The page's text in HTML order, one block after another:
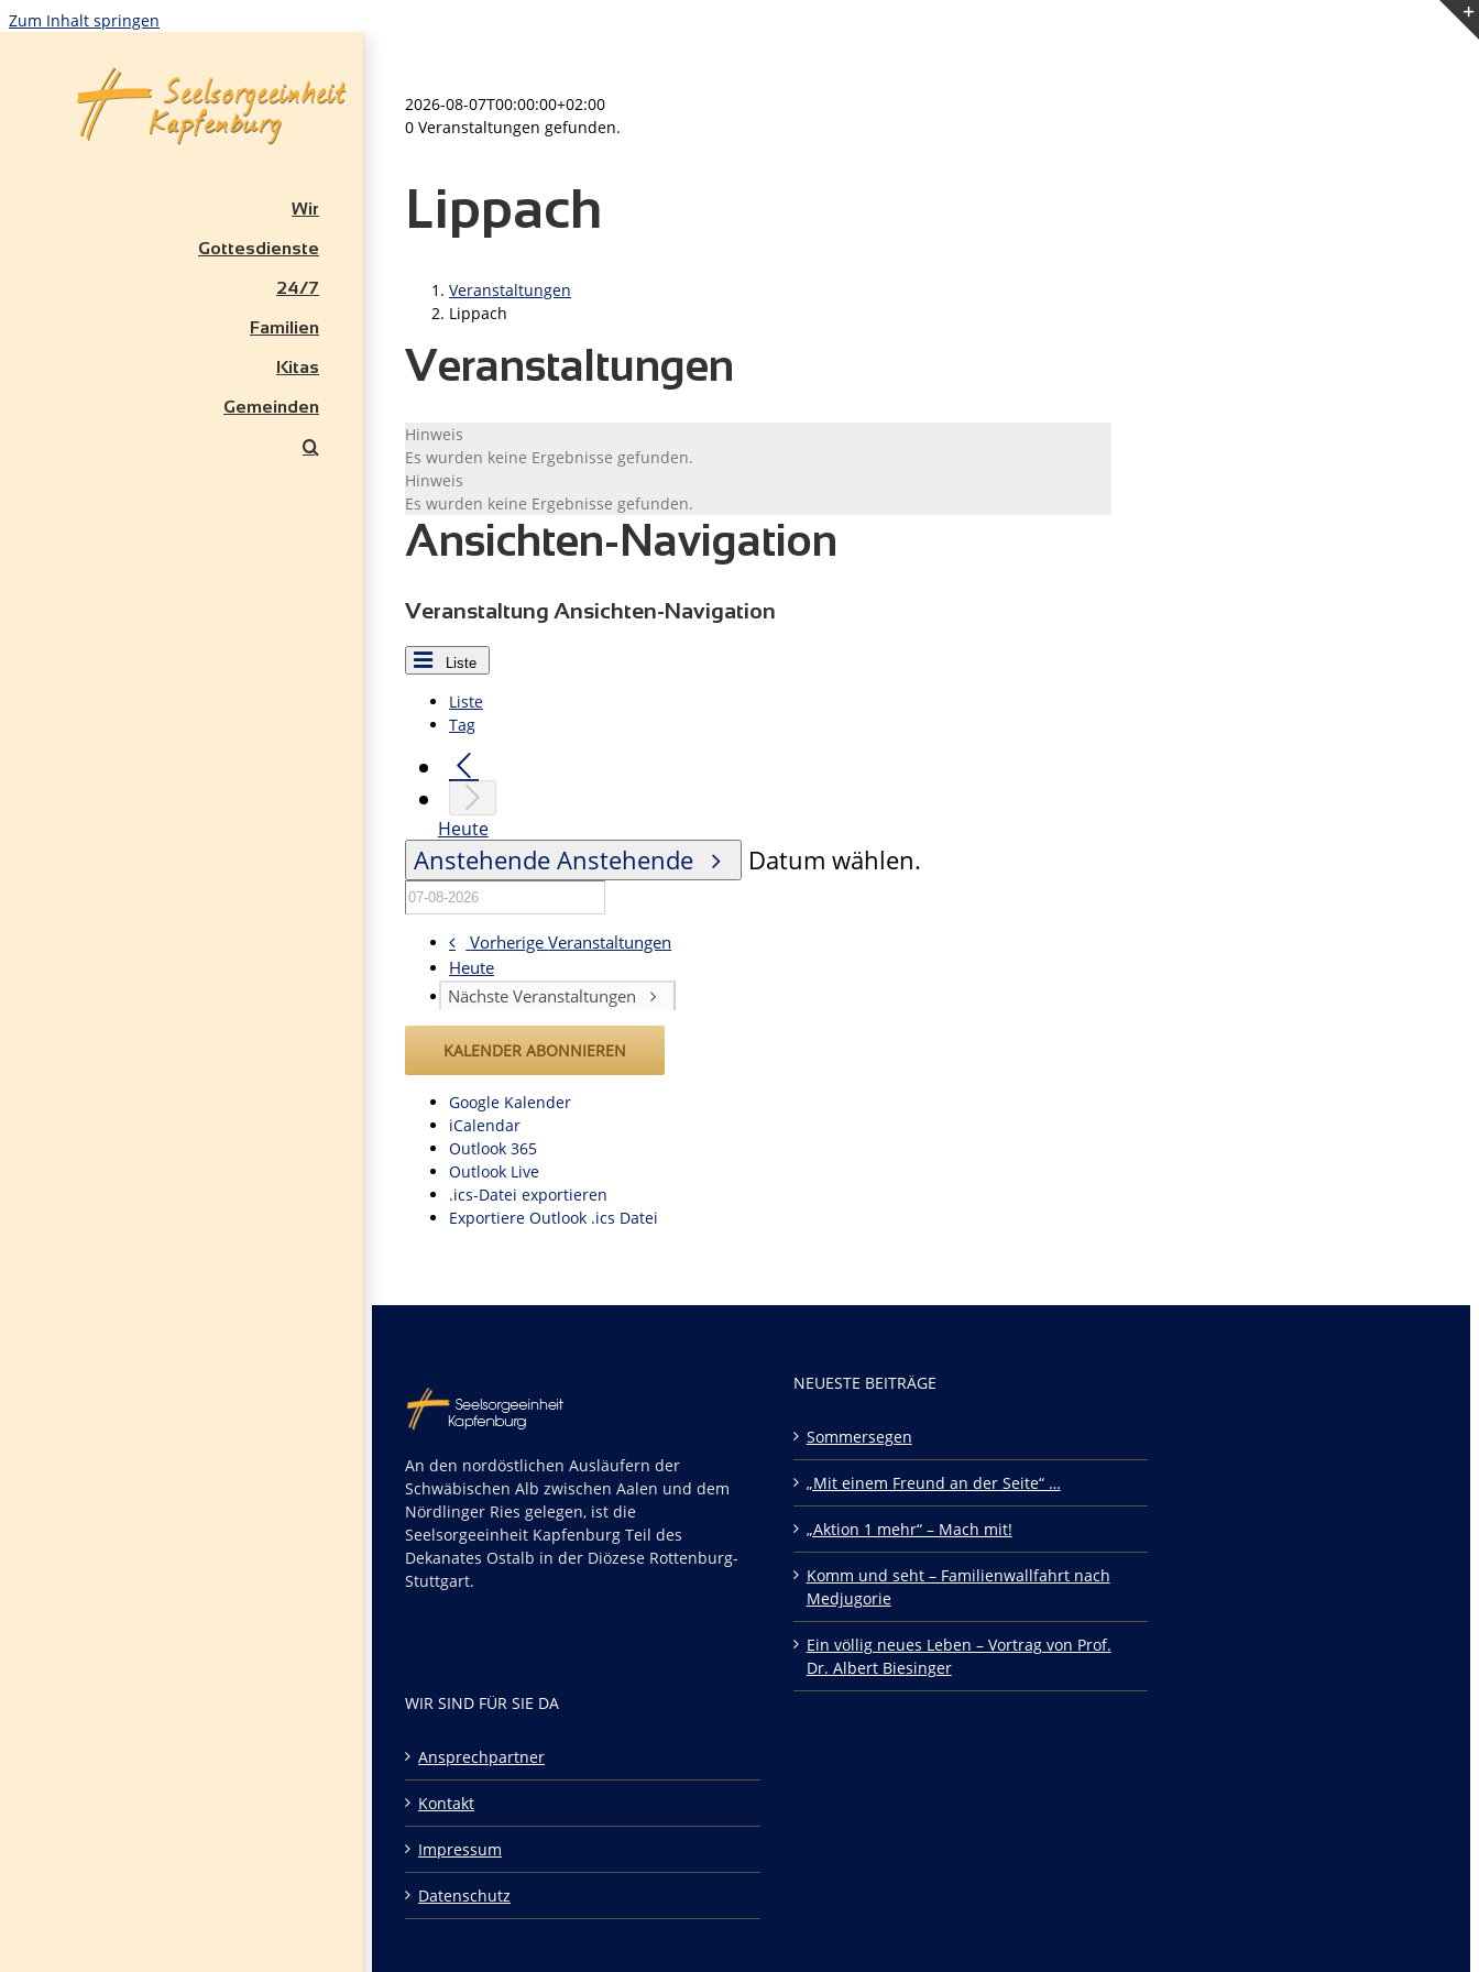
Zum Inhalt springen
Wir
Gottesdienste
24/7
Familien
Kitas
Gemeinden
2026-08-07T00:00:00+02:00
0 Veranstaltungen gefunden.
Lippach
Veranstaltungen
Lippach
Veranstaltungen
Hinweis
Es wurden keine Ergebnisse gefunden.
Hinweis
Es wurden keine Ergebnisse gefunden.
Ansichten-Navigation
Veranstaltung Ansichten-Navigation
Liste
Liste
Tag
Heute
AnstehendeAnstehende Datum wählen.
VorherigeVeranstaltungen
Heute
NächsteVeranstaltungen
KALENDER ABONNIEREN
Google Kalender
iCalendar
Outlook 365
Outlook Live
.ics-Datei exportieren
Exportiere Outlook .ics Datei
An den nordöstlichen Ausläufern der
Schwäbischen Alb zwischen Aalen und dem
Nördlinger Ries gelegen, ist die
Seelsorgeeinheit Kapfenburg Teil des
Dekanates Ostalb in der Diözese Rottenburg-
Stuttgart.
NEUESTE BEITRÄGE
Sommersegen
„Mit einem Freund an der Seite“ …
„Aktion 1 mehr“ – Mach mit!
Komm und seht – Familienwallfahrt nach
Medjugorie
Ein völlig neues Leben – Vortrag von Prof.
Dr. Albert Biesinger
WIR SIND FÜR SIE DA
Ansprechpartner
Kontakt
Impressum
Datenschutz